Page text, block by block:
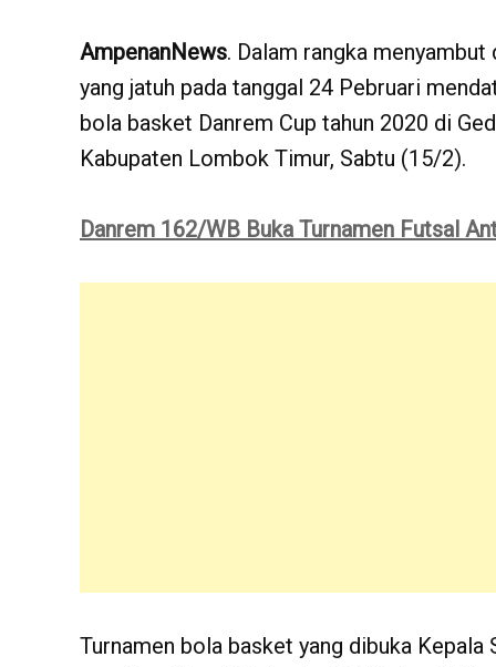
AmpenanNews. Dalam rangka
yang jatuh pada tanggal 24 Pebruari
bola basket Danrem Cup tahun 2020 di
Kabupaten Lombok Timur, Sabtu (15/2).
Danrem 162/WB Buka Turnamen Futsal
Turnamen bola basket yang dibuka